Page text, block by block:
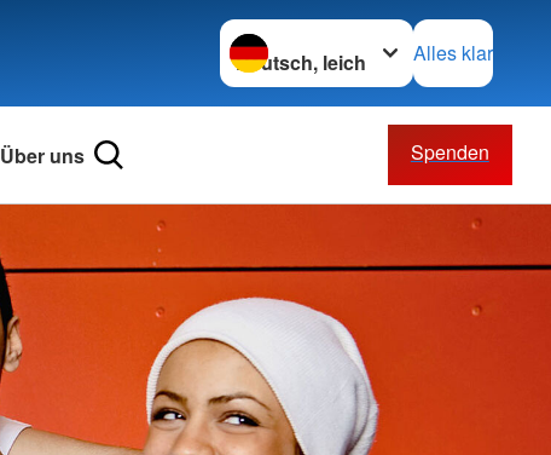
Sprache wechseln zu
Alles klar
Über uns Spenden